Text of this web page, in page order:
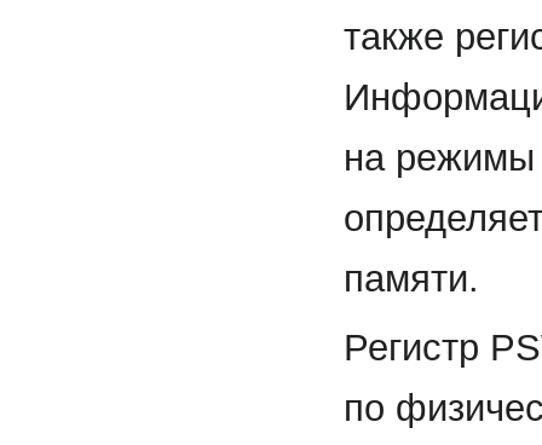
также
на режимы
памяти.
Регистр
по